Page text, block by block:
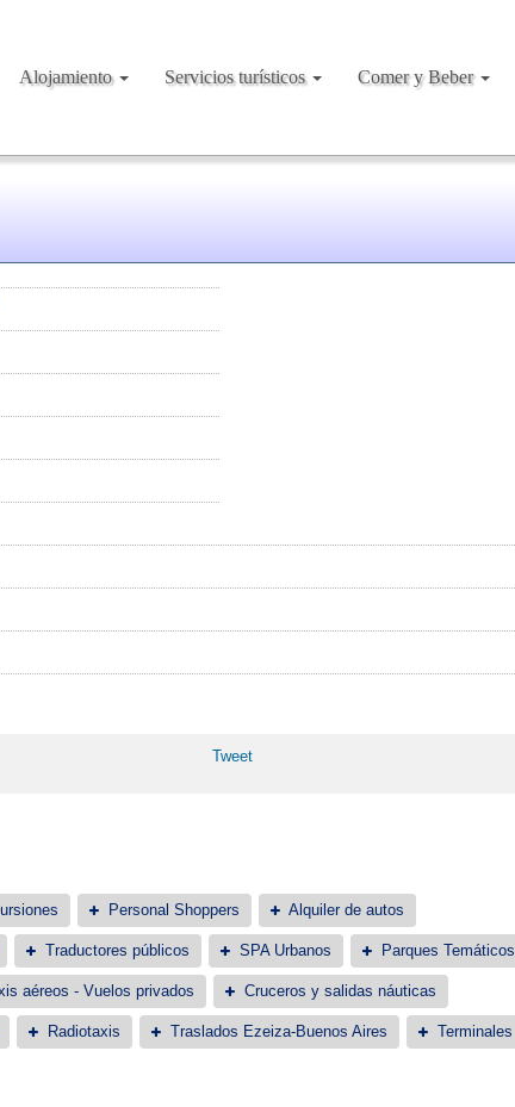
Alojamiento Servicios turísticos Comer y Beber
Tweet
Personal Shoppers Alquiler de autos
Traductores públicos SPA Urbanos Parques Temáticos
aéreos - Vuelos privados Cruceros y salidas náuticas
Radiotaxis Traslados Ezeiza-Buenos Aires Terminales